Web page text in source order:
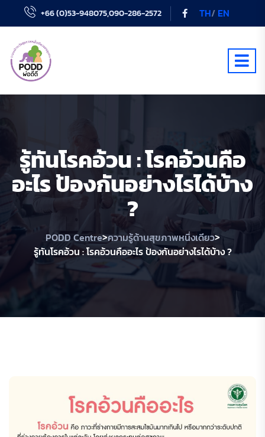
+66 (0)53-948075,090-286-2572 TH/ EN
รู้ทันโรคอ้วน : โรคอ้วนคือ
อะไร ป้องกันอย่างไรได้บ้าง
?
PODD Centre>ความรู้ด้านสุขภาพหนึ่งเดียว>
รู้ทันโรคอ้วน : โรคอ้วนคืออะไร ป้องกันอย่างไรได้บ้าง ?